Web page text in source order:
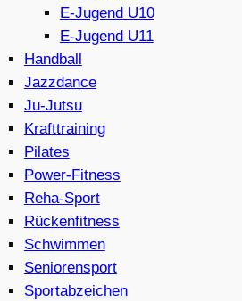
E-Jugend U10
E-Jugend U11
Handball
Jazzdance
Ju-Jutsu
Krafttraining
Pilates
Power-Fitness
Reha-Sport
Rückenfitness
Schwimmen
Seniorensport
Sportabzeichen